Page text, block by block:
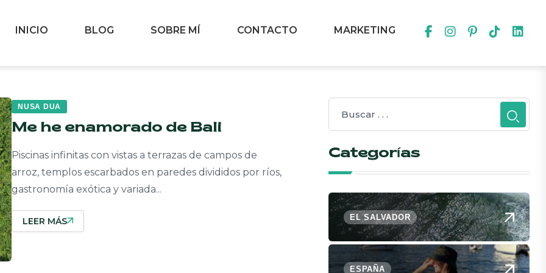
INICIO BLOG SOBRE MÍ CONTACTO MARKETING
NUSA DUA
Me he enamorado de Bali
Piscinas infinitas con vistas a terrazas de campos de
arroz, templos escarbados en paredes divididos por ríos,
gastronomía exótica y variada...
LEER MÁS
Categorías
EL SALVADOR
ESPAÑA